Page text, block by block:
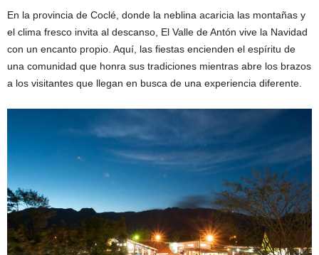
En la provincia de Coclé, donde la neblina acaricia las montañas y
el clima fresco invita al descanso, El Valle de Antón vive la Navidad
con un encanto propio. Aquí, las fiestas encienden el espíritu de
una comunidad que honra sus tradiciones mientras abre los brazos
a los visitantes que llegan en busca de una experiencia diferente.